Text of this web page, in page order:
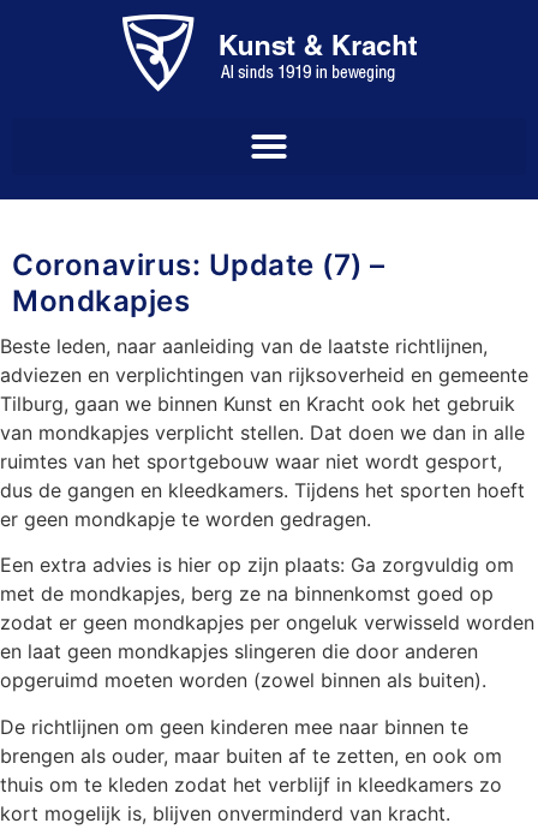
Coronavirus: Update (7) –
Mondkapjes
Beste leden, naar aanleiding van de laatste richtlijnen,
adviezen en verplichtingen van rijksoverheid en gemeente
Tilburg, gaan we binnen Kunst en Kracht ook het gebruik
van mondkapjes verplicht stellen. Dat doen we dan in alle
ruimtes van het sportgebouw waar niet wordt gesport,
dus de gangen en kleedkamers. Tijdens het sporten hoeft
er geen mondkapje te worden gedragen.
Een extra advies is hier op zijn plaats: Ga zorgvuldig om
met de mondkapjes, berg ze na binnenkomst goed op
zodat er geen mondkapjes per ongeluk verwisseld worden
en laat geen mondkapjes slingeren die door anderen
opgeruimd moeten worden (zowel binnen als buiten).
De richtlijnen om geen kinderen mee naar binnen te
brengen als ouder, maar buiten af te zetten, en ook om
thuis om te kleden zodat het verblijf in kleedkamers zo
kort mogelijk is, blijven onverminderd van kracht.